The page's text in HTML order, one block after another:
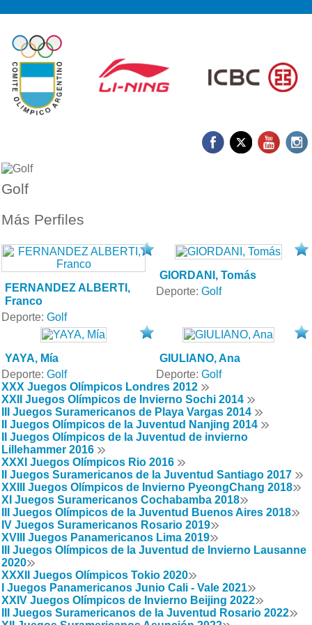
Golf
Más Perfiles
FERNANDEZ ALBERTI,
Franco
Deporte: Golf
GIORDANI, Tomás
Deporte: Golf
YAYA, Mía
Deporte: Golf
GIULIANO, Ana
Deporte: Golf
XXX Juegos Olímpicos Londres 2012
XXII Juegos Olímpicos de Invierno Sochi 2014
III Juegos Suramericanos de Playa Vargas 2014
II Juegos Olímpicos de la Juventud Nanjing 2014
II Juegos Olímpicos de la Juventud de invierno
Lillehammer 2016
XXXI Juegos Olímpicos Rio 2016
II Juegos Suramericanos de la Juventud Santiago 2017
XXIII Juegos Olímpicos de Invierno PyeongChang 2018
XI Juegos Suramericanos Cochabamba 2018
III Juegos Olímpicos de la Juventud Buenos Aires 2018
IV Juegos Suramericanos Rosario 2019
XVIII Juegos Panamericanos Lima 2019
III Juegos Olímpicos de la Juventud de Invierno Lausanne
2020
XXXII Juegos Olímpicos Tokio 2020
I Juegos Panamericanos Junio Cali - Vale 2021
XXIV Juegos Olímpicos de Invierno Beijing 2022
III Juegos Suramericanos de la Juventud Rosario 2022